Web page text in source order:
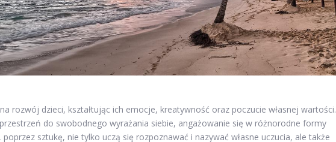
rozwój dzieci, kształtując ich emocje, kreatywność oraz poczucie własnej wartości.
do swobodnego wyrażania siebie, angażowanie się w różnorodne formy
sztukę, nie tylko uczą się rozpoznawać i nazywać własne uczucia, ale także